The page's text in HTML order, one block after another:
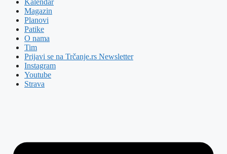
Kalendar
Magazin
Planovi
Patike
O nama
Tim
Prijavi se na Trčanje.rs Newsletter
Instagram
Youtube
Strava